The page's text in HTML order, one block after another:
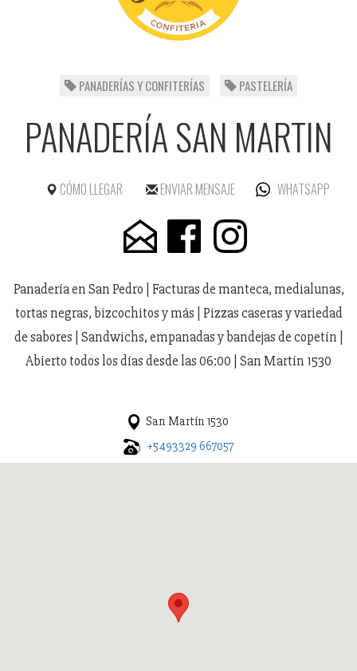
PANADERÍAS Y CONFITERÍAS PASTELERÍA
PANADERÍA SAN MARTIN
CÓMO LLEGAR ENVIAR MENSAJE WHATSAPP
Panadería en San Pedro | Facturas de manteca, medialunas,
tortas negras, bizcochitos y más | Pizzas caseras y variedad
de sabores | Sandwichs, empanadas y bandejas de copetín |
Abierto todos los días desde las 06:00 | San Martín 1530
San Martín 1530
+5493329 667057